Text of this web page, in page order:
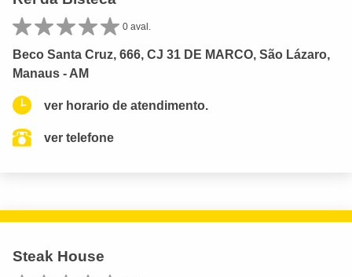
0 aval.
Beco Santa Cruz, 666, CJ 31 DE MARCO, São Lázaro,
Manaus - AM
ver horario de atendimento.
ver telefone
Steak House